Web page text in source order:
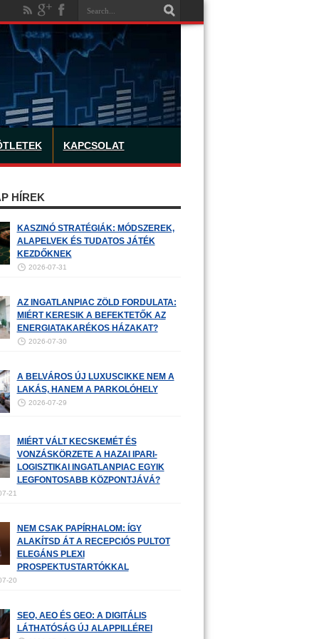
KAPCSOLAT
HÍREK
KASZINÓ STRATÉGIÁK: MÓDSZEREK,
ALAPELVEK ÉS TUDATOS JÁTÉK
KEZDŐKNEK
2026-07-31
AZ INGATLANPIAC ZÖLD FORDULATA:
MIÉRT KERESIK A BEFEKTETŐK AZ
ENERGIATAKARÉKOS HÁZAKAT?
2026-07-30
A BELVÁROS ÚJ LUXUSCIKKE NEM A
LAKÁS, HANEM A PARKOLÓHELY
2026-07-29
MIÉRT VÁLT KECSKEMÉT ÉS
VONZÁSKÖRZETE A HAZAI IPARI-
LOGISZTIKAI INGATLANPIAC EGYIK
LEGFONTOSABB KÖZPONTJÁVÁ?
21
NEM CSAK PAPÍRHALOM: ÍGY
ALAKÍTSD ÁT A RECEPCIÓS PULTOT
ELEGÁNS PLEXI
PROSPEKTUSTARTÓKKAL
20
SEO, AEO ÉS GEO: A DIGITÁLIS
LÁTHATÓSÁG ÚJ ALAPPILLÉREI